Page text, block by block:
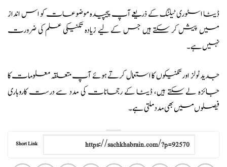
ڈیٹا اسٹوری ٹیلنگ کے ذریعے آپ پیچیدہ موضوعات کو اس انداز
میں پیش کر سکتے ہیں جس کے لیے زیادہ تکنیکی علم کی ضرورت
نہیں ہے۔
جدید ٹولز اور تکنیکوں کا استعمال کرتے ہوئے آپ متعلقہ معلومات کا
جائزہ لے سکتے ہیں، ڈیٹا کے رجحانات کی مدد سے درست کاروباری
فیصلوں میں بھی مدد ملتی ہے۔
Short Link